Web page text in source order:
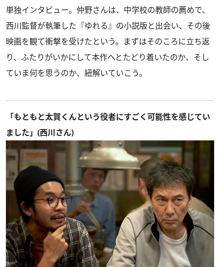
単独インタビュー。仲野さんは、中学校の教師の薦めで、
西川監督が執筆した『ゆれる』の小説版と出会い、その後
映画を観て衝撃を受けたという。まずはそのころに立ち返
り、ふたりがいかにして本作へとたどり着いたのか、そし
ていま何を思うのか、紐解いていこう。
「もともと太賀くんという役者にすごく可能性を感じてい
ました」(西川さん)